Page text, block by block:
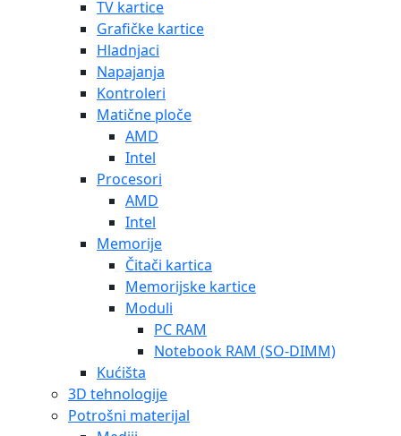
TV kartice
Grafičke kartice
Hladnjaci
Napajanja
Kontroleri
Matične ploče
AMD
Intel
Procesori
AMD
Intel
Memorije
Čitači kartica
Memorijske kartice
Moduli
PC RAM
Notebook RAM (SO-DIMM)
Kućišta
3D tehnologije
Potrošni materijal